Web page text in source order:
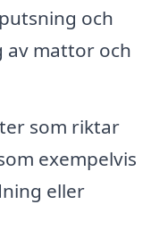
och
av mattor och
som riktar
exempelvis
eller